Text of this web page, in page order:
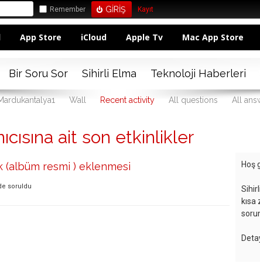
Remember Kayıt
App Store iCloud Apple Tv Mac App Store
Bir Soru Sor Sihirli Elma Teknoloji Haberleri
Wall Recent activity All questions All
ait son etkinlikler
(albüm resmi ) eklenmesi
soruldu
Hoş